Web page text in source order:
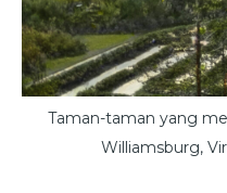
Taman-taman yang
Williamsburg,